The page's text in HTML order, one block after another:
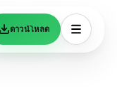
ดาวน์โหลด